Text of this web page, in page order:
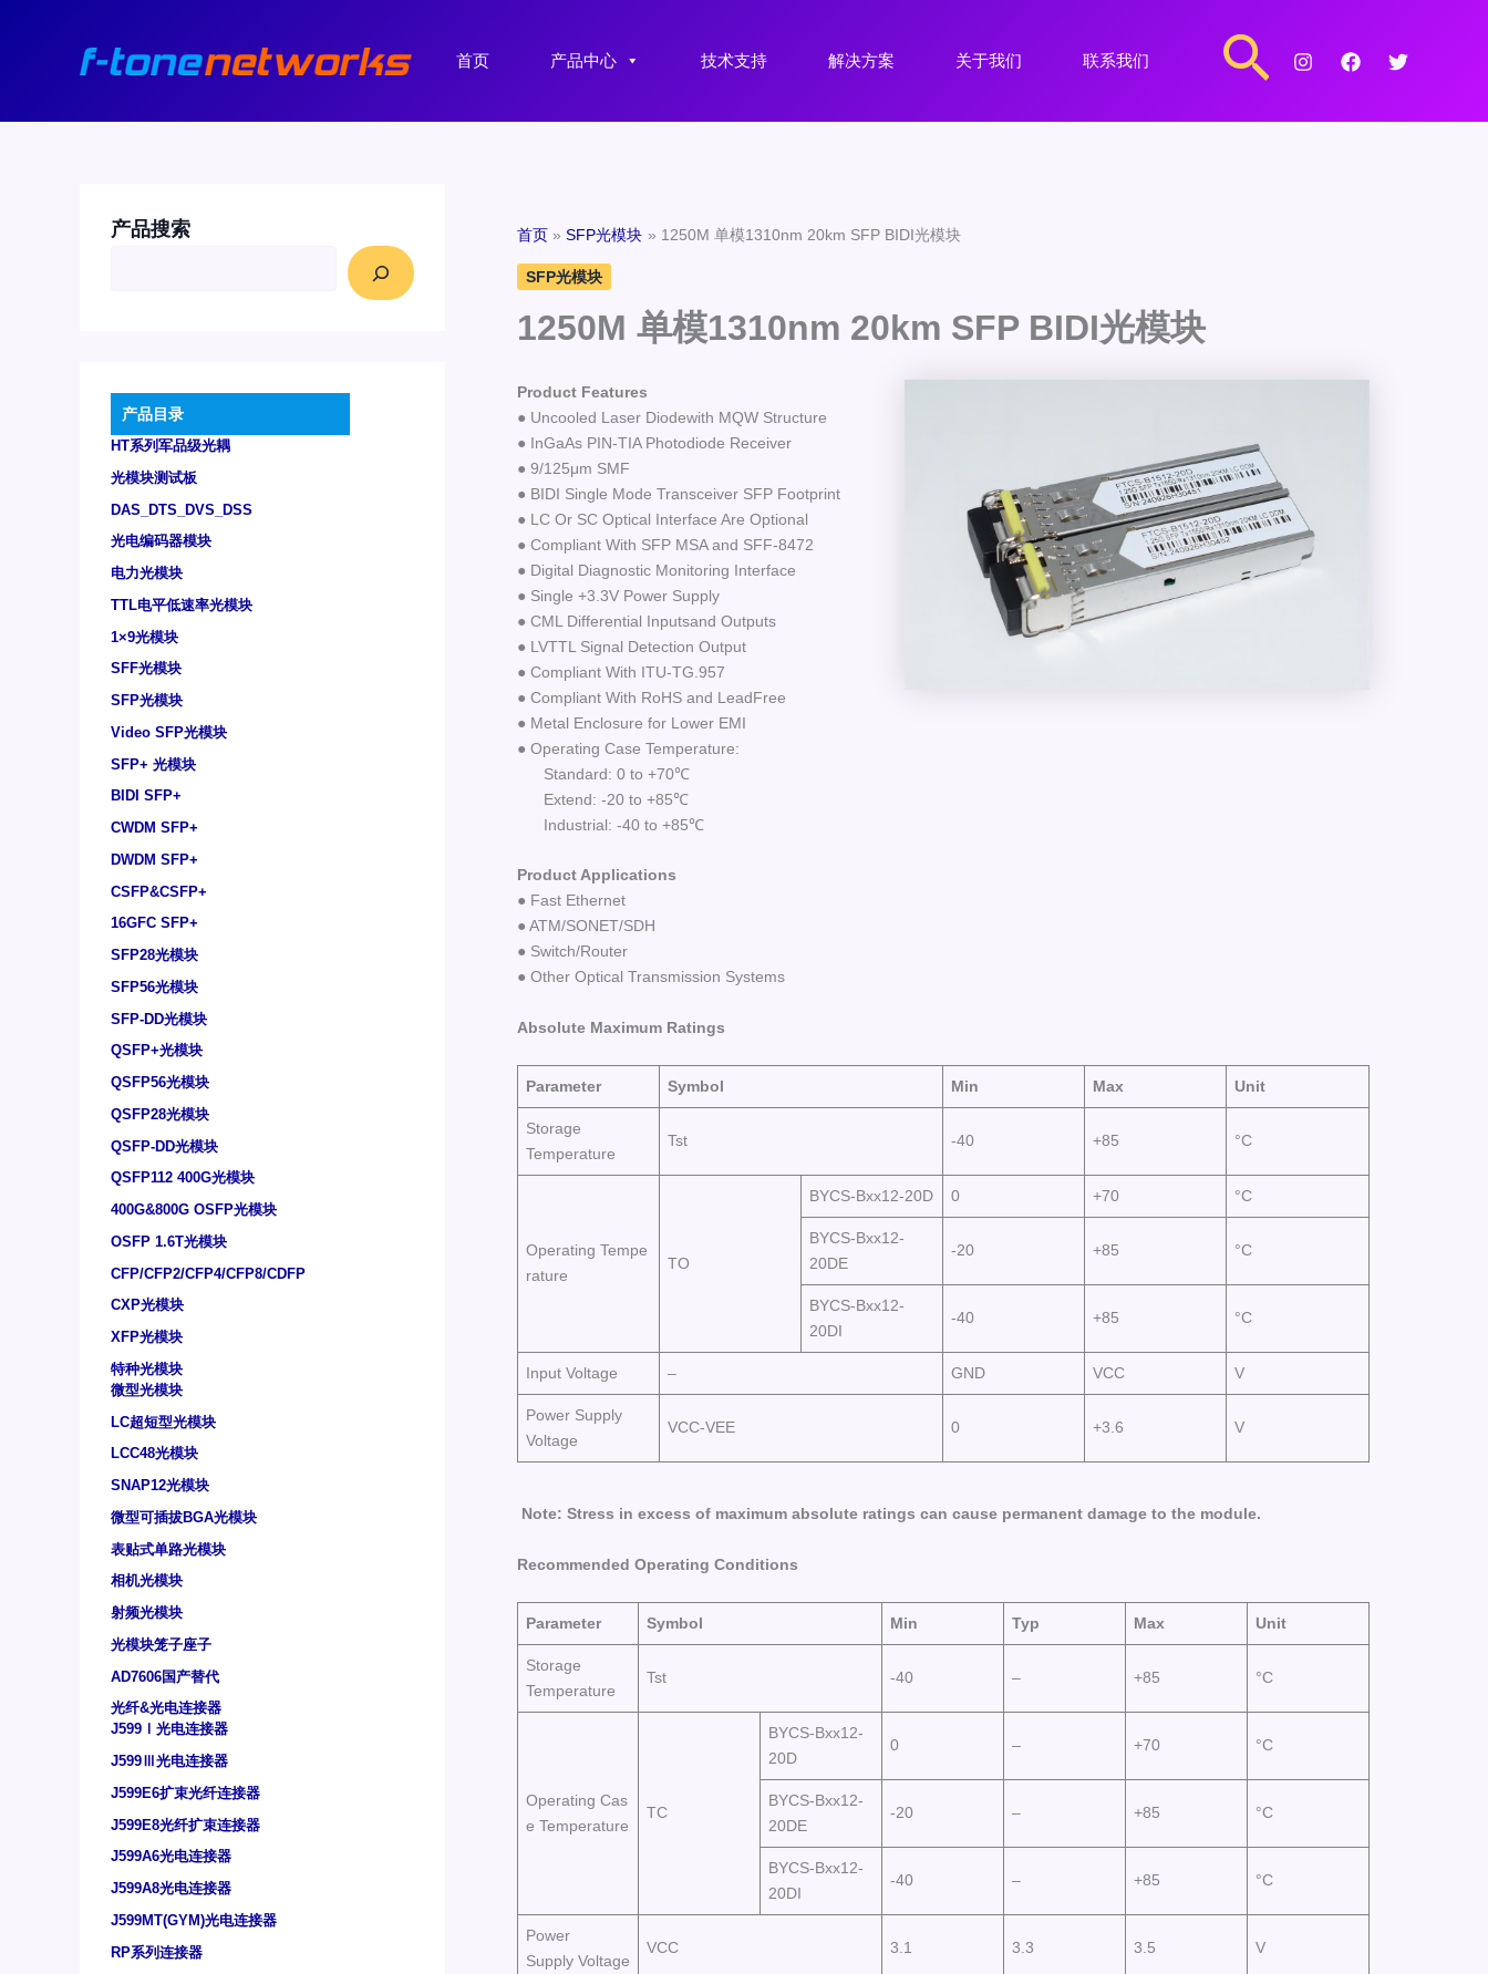
首页 产品中心 技术支持 解决方案 关于我们 联系我们
搜
索
产品搜索
产品目录
HT系列军品级光耦
光模块测试板
DAS_DTS_DVS_DSS
光电编码器模块
电力光模块
TTL电平低速率光模块
1×9光模块
SFF光模块
SFP光模块
Video SFP光模块
SFP+ 光模块
BIDI SFP+
CWDM SFP+
DWDM SFP+
CSFP&CSFP+
16GFC SFP+
SFP28光模块
SFP56光模块
SFP-DD光模块
QSFP+光模块
QSFP56光模块
QSFP28光模块
QSFP-DD光模块
QSFP112 400G光模块
400G&800G OSFP光模块
OSFP 1.6T光模块
CFP/CFP2/CFP4/CFP8/CDFP
CXP光模块
XFP光模块
特种光模块
微型光模块
LC超短型光模块
LCC48光模块
SNAP12光模块
微型可插拔BGA光模块
表贴式单路光模块
相机光模块
射频光模块
光模块笼子座子
AD7606国产替代
光纤&光电连接器
J599Ⅰ光电连接器
J599Ⅲ光电连接器
J599E6扩束光纤连接器
J599E8光纤扩束连接器
J599A6光电连接器
J599A8光电连接器
J599MT(GYM)光电连接器
RP系列连接器
首页 SFP光模块 1250M 单模1310nm 20km SFP BIDI光模块
SFP光模块
1250M 单模1310nm 20km SFP BIDI光模块
Product Features
● Uncooled Laser Diodewith MQW Structure
● InGaAs PIN-TIA Photodiode Receiver
● 9/125μm SMF
● BIDI Single Mode Transceiver SFP Footprint
● LC Or SC Optical Interface Are Optional
● Compliant With SFP MSA and SFF-8472
● Digital Diagnostic Monitoring Interface
● Single +3.3V Power Supply
● CML Differential Inputsand Outputs
● LVTTL Signal Detection Output
● Compliant With ITU-TG.957
● Compliant With RoHS and LeadFree
● Metal Enclosure for Lower EMI
● Operating Case Temperature:
Standard: 0 to +70℃
Extend: -20 to +85℃
Industrial: -40 to +85℃
Product Applications
● Fast Ethernet
● ATM/SONET/SDH
● Switch/Router
● Other Optical Transmission Systems
Absolute Maximum Ratings
Parameter Symbol Min Max Unit
Storage
Temperature
Tst -40 +85 °C
Operating Tempe
rature
TO
BYCS-Bxx12-20D 0 +70 °C
BYCS-Bxx12-
20DE
-20 +85 °C
BYCS-Bxx12-
20DI
-40 +85 °C
Input Voltage – GND VCC V
Power Supply
Voltage
VCC-VEE 0 +3.6 V
Note: Stress in excess of maximum absolute ratings can cause permanent damage to the module.
Recommended Operating Conditions
Parameter Symbol Min Typ Max Unit
Storage
Temperature
Tst -40 – +85 °C
Operating Cas
e Temperature
TC
BYCS-Bxx12-
20D
0 – +70 °C
BYCS-Bxx12-
20DE
-20 – +85 °C
BYCS-Bxx12-
20DI
-40 – +85 °C
Power
Supply Voltage
VCC 3.1 3.3 3.5 V